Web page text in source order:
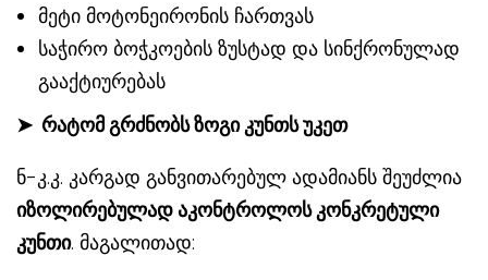
მეტი მოტონეირონის ჩართვას
საჭირო ბოჭკოების ზუსტად და სინქრონულად
გააქტიურებას
➤ რატომ გრძნობს ზოგი კუნთს უკეთ
ნ-კ.კ. კარგად განვითარებულ ადამიანს შეუძლია
იზოლირებულად აკონტროლოს კონკრეტული
კუნთი. მაგალითად: